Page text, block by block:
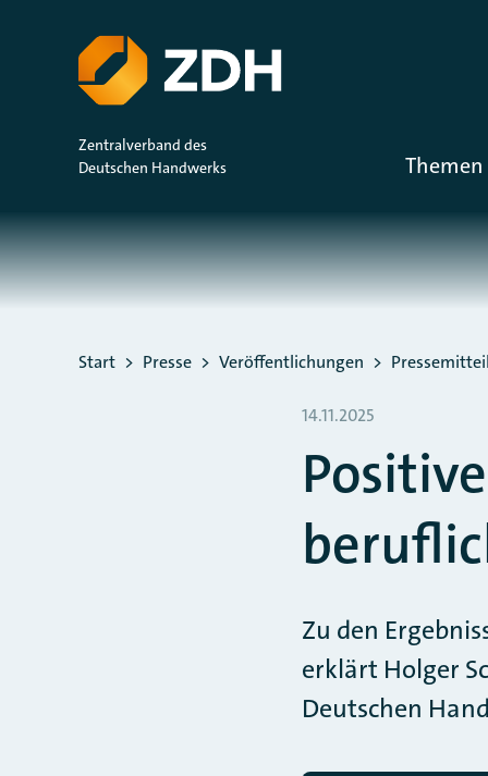
ZUM HAUPTINHALT SPRINGEN
Zentralverband des
Deutschen Handwerks
Start Presse Veröffentlichungen
14.11.2025
Zu den
erklärt Holger
Deutschen